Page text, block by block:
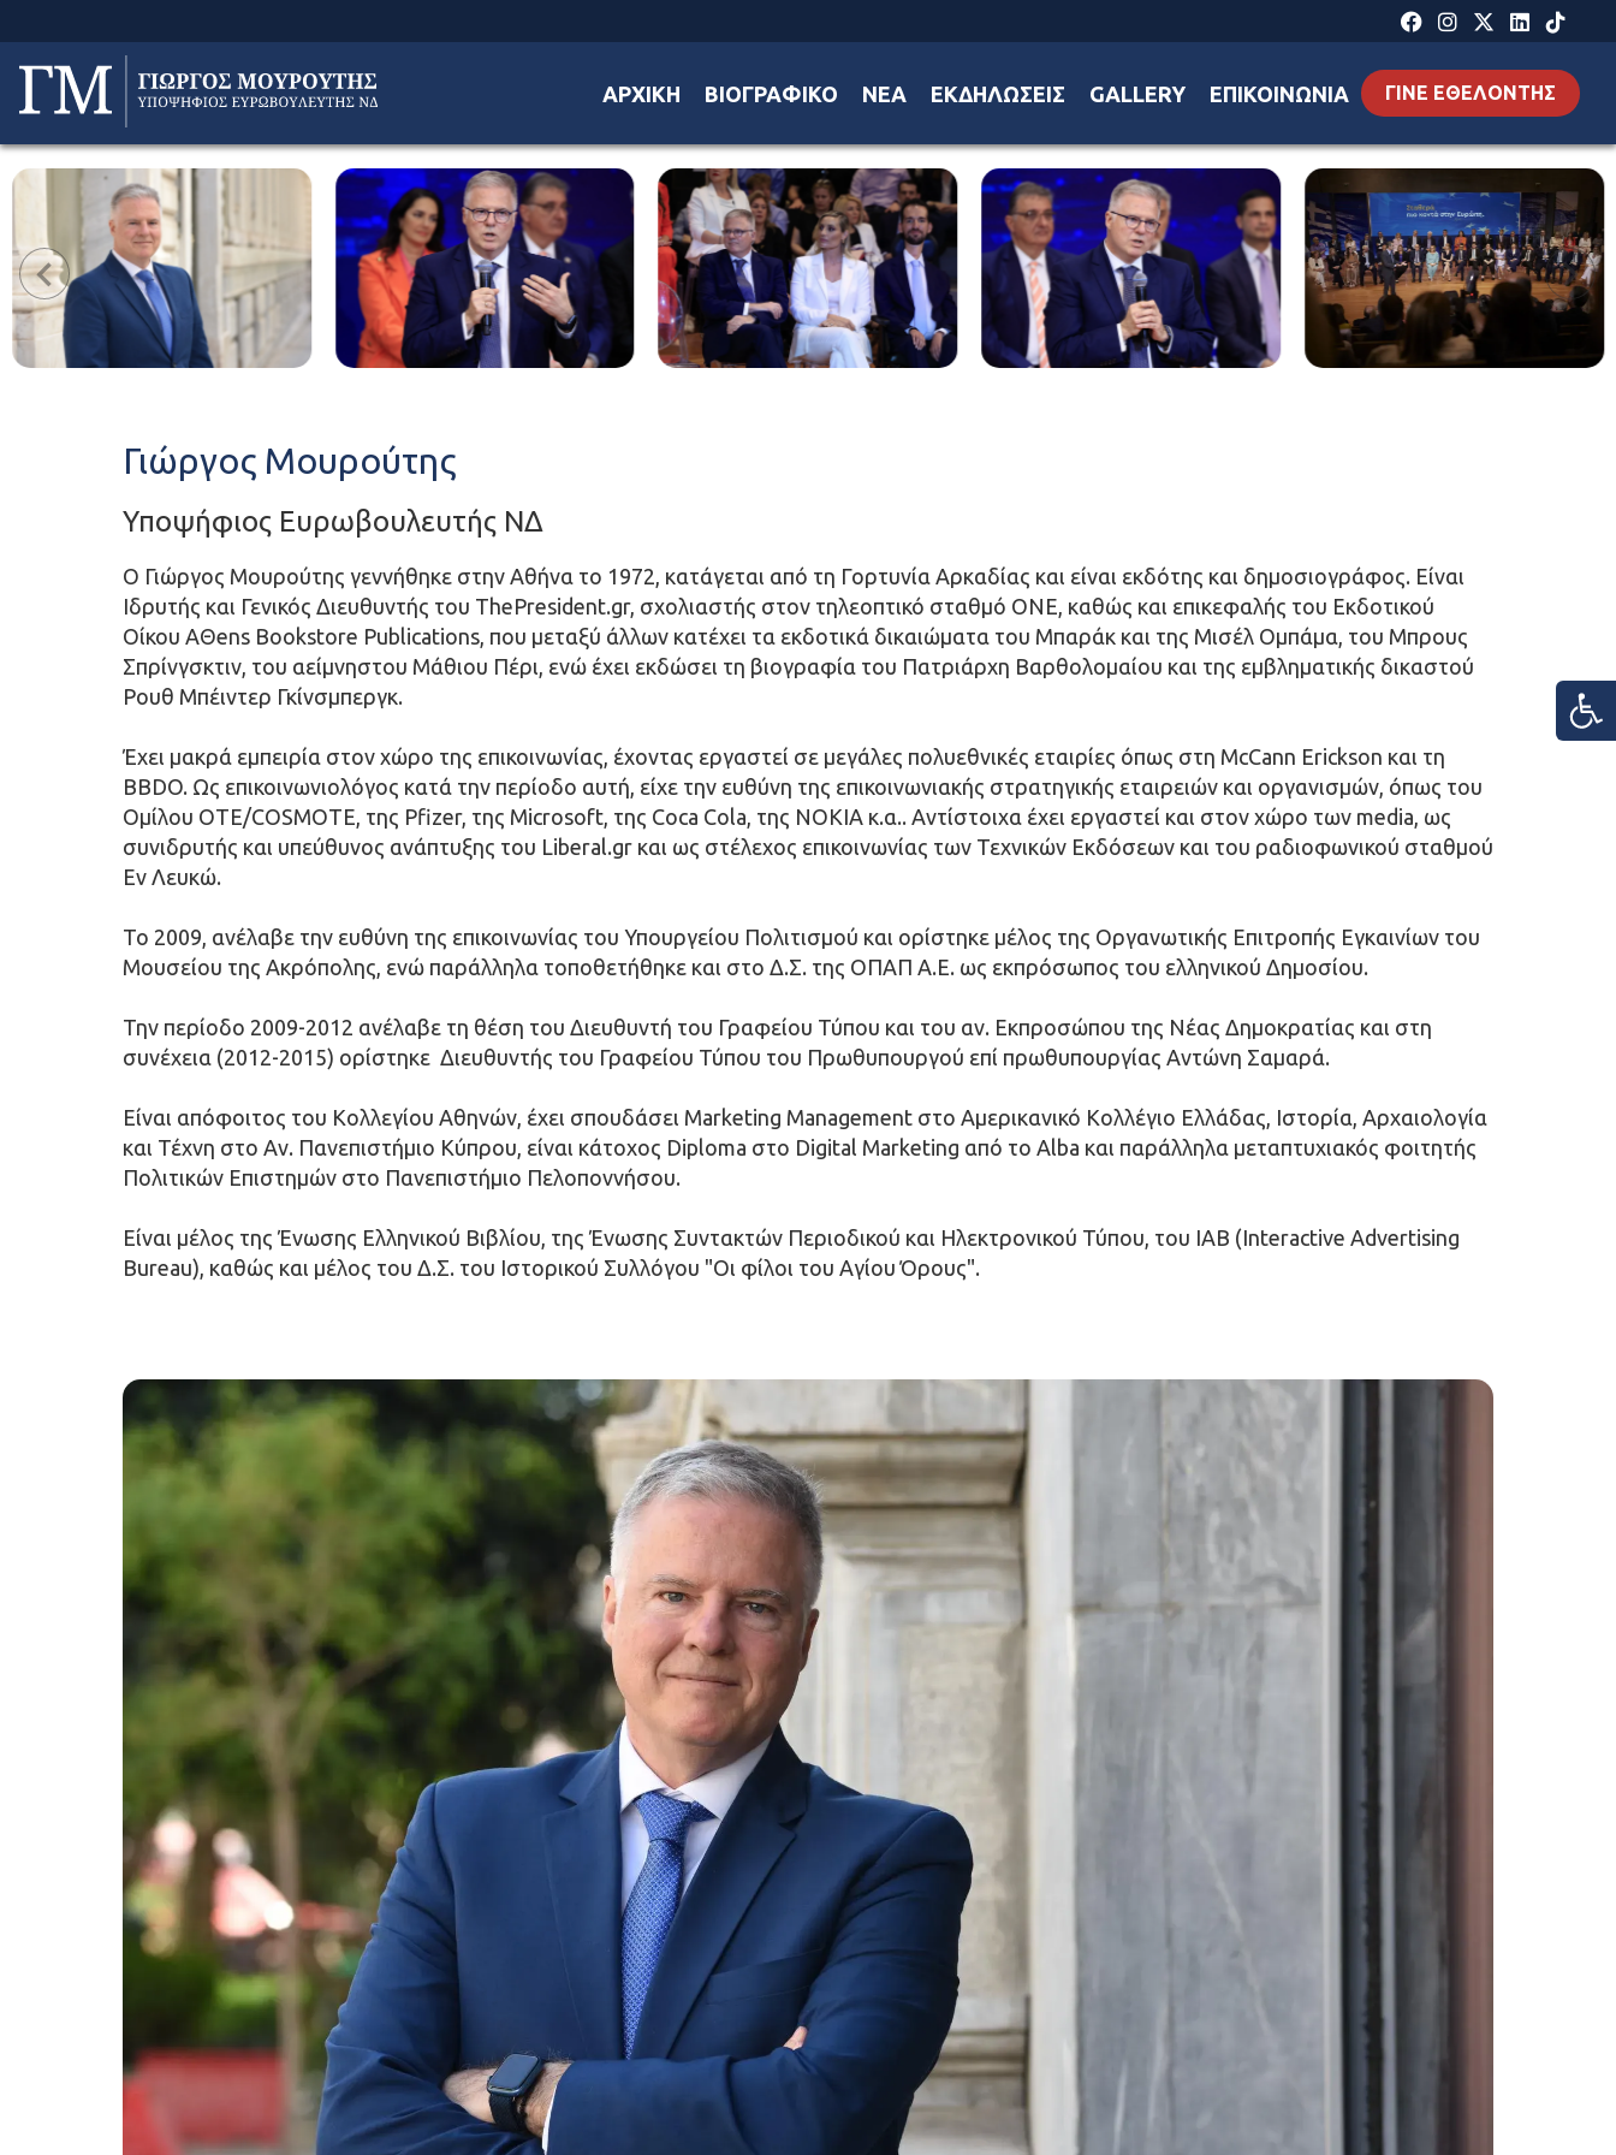
ΑΡΧΙΚΗ ΒΙΟΓΡΑΦΙΚΟ ΝΕΑ ΕΚΔΗΛΩΣΕΙΣ GALLERY ΕΠΙΚΟΙΝΩΝΙΑ ΓΙΝΕ ΕΘΕΛΟΝΤΗΣ
Γιώργος Μουρούτης
Υποψήφιος Ευρωβουλευτής ΝΔ
Ο Γιώργος Μουρούτης γεννήθηκε στην Αθήνα το 1972, κατάγεται από τη Γορτυνία Αρκαδίας και είναι εκδότης και δημοσιογράφος. Είναι
Ιδρυτής και Γενικός Διευθυντής του ThePresident.gr, σχολιαστής στον τηλεοπτικό σταθμό ONE, καθώς και επικεφαλής του Εκδοτικού
Οίκου ΑΘens Bookstore Publications, που μεταξύ άλλων κατέχει τα εκδοτικά δικαιώματα του Μπαράκ και της Μισέλ Ομπάμα, του Μπρους
Σπρίνγσκτιν, του αείμνηστου Μάθιου Πέρι, ενώ έχει εκδώσει τη βιογραφία του Πατριάρχη Βαρθολομαίου και της εμβληματικής δικαστού
Ρουθ Μπέιντερ Γκίνσμπεργκ.
Έχει μακρά εμπειρία στον χώρο της επικοινωνίας, έχοντας εργαστεί σε μεγάλες πολυεθνικές εταιρίες όπως στη McCann Erickson και τη
BBDO. Ως επικοινωνιολόγος κατά την περίοδο αυτή, είχε την ευθύνη της επικοινωνιακής στρατηγικής εταιρειών και οργανισμών, όπως του
Ομίλου ΟΤΕ/COSMOTE, της Pfizer, της Microsoft, της Coca Cola, της ΝΟΚΙΑ κ.α.. Αντίστοιχα έχει εργαστεί και στον χώρο των media, ως
συνιδρυτής και υπεύθυνος ανάπτυξης του Liberal.gr και ως στέλεχος επικοινωνίας των Τεχνικών Εκδόσεων και του ραδιοφωνικού σταθμού
Εν Λευκώ.
Το 2009, ανέλαβε την ευθύνη της επικοινωνίας του Υπουργείου Πολιτισμού και ορίστηκε μέλος της Οργανωτικής Επιτροπής Εγκαινίων του
Μουσείου της Ακρόπολης, ενώ παράλληλα τοποθετήθηκε και στο Δ.Σ. της ΟΠΑΠ Α.Ε. ως εκπρόσωπος του ελληνικού Δημοσίου.
Την περίοδο 2009-2012 ανέλαβε τη θέση του Διευθυντή του Γραφείου Τύπου και του αν. Εκπροσώπου της Νέας Δημοκρατίας και στη
συνέχεια (2012-2015) ορίστηκε  Διευθυντής του Γραφείου Τύπου του Πρωθυπουργού επί πρωθυπουργίας Αντώνη Σαμαρά.
Είναι απόφοιτος του Κολλεγίου Αθηνών, έχει σπουδάσει Marketing Management στο Αμερικανικό Κολλέγιο Ελλάδας, Ιστορία, Αρχαιολογία
και Τέχνη στο Αν. Πανεπιστήμιο Κύπρου, είναι κάτοχος Diploma στο Digital Marketing από το Alba και παράλληλα μεταπτυχιακός φοιτητής
Πολιτικών Επιστημών στο Πανεπιστήμιο Πελοποννήσου.
Είναι μέλος της Ένωσης Ελληνικού Βιβλίου, της Ένωσης Συντακτών Περιοδικού και Ηλεκτρονικού Τύπου, του IAB (Interactive Advertising
Bureau), καθώς και μέλος του Δ.Σ. του Ιστορικού Συλλόγου "Οι φίλοι του Αγίου Όρους".